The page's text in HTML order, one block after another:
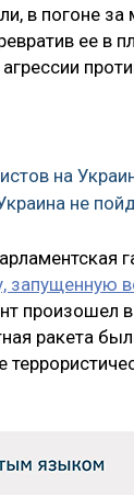
в погоне
ее в
на
не
запущенную
произошел
ракета